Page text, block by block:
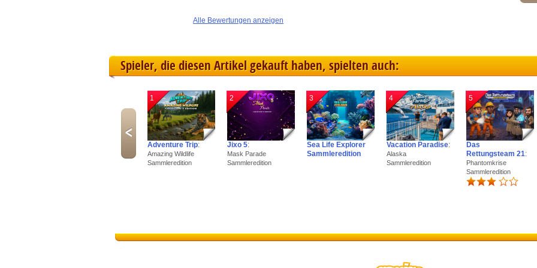
Alle Bewertungen anzeigen
Spieler, die diesen Artikel gekauft haben, spielten auch:
1
Adventure Trip:
Amazing Wildlife
Sammleredition
2
Jixo 5:
Mask Parade
Sammleredition
3
Sea Life Explorer
Sammleredition
4
Vacation Paradise:
Alaska
Sammleredition
5
Das
Rettungsteam 21:
Phantomkrise
Sammleredition